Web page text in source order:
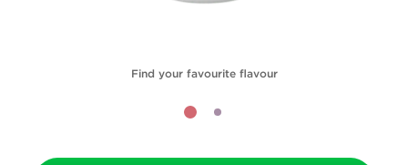
Find your favourite flavour